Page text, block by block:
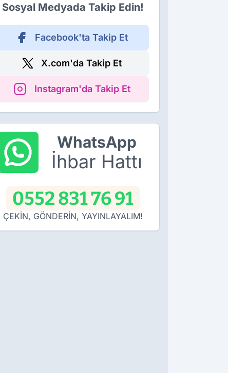
Sosyal Medyada Takip Edin!
Facebook'ta Takip Et
X.com'da Takip Et
Instagram'da Takip Et
WhatsApp
İhbar Hattı
0552 831 76 91
ÇEKİN, GÖNDERİN, YAYINLAYALIM!